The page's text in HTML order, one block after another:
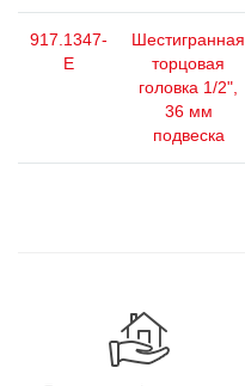
917.1347-
E
Шестигранная
торцовая
головка 1/2",
36 мм
подвеска